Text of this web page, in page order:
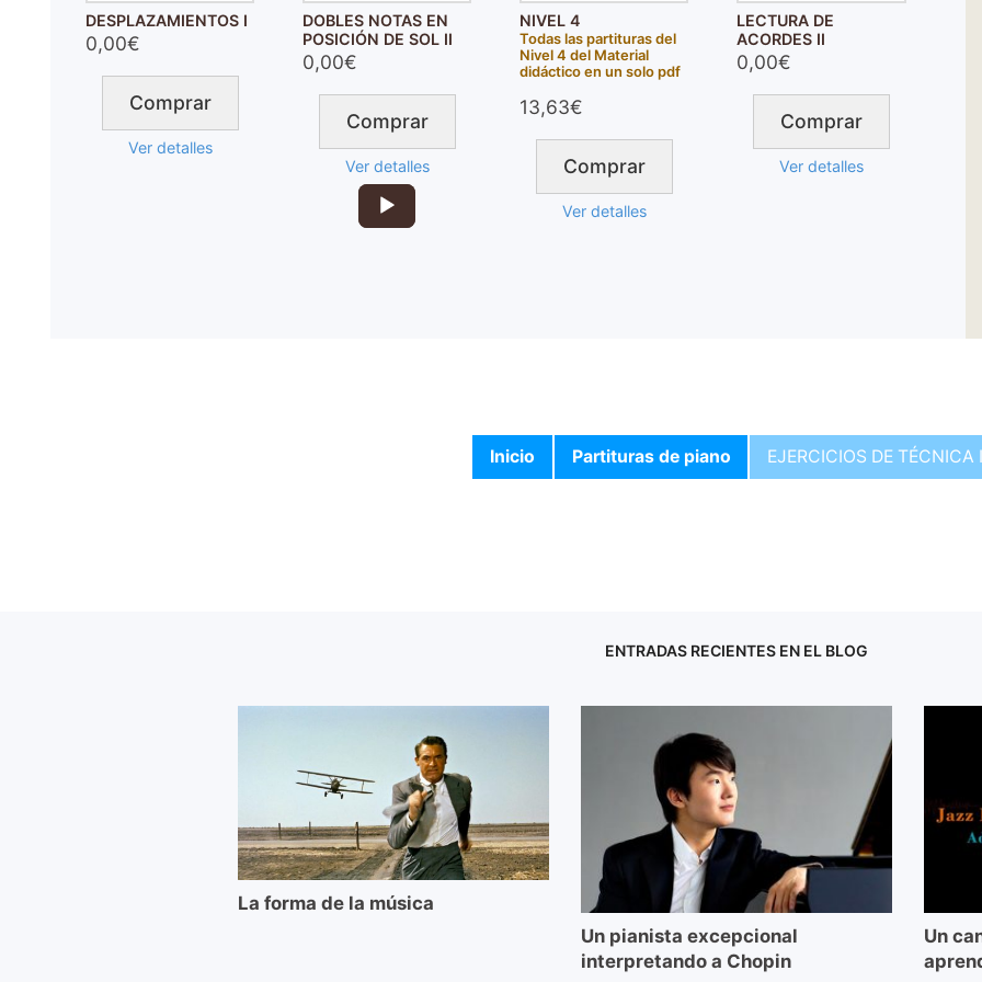
DESPLAZAMIENTOS I
0,00€
Comprar
Ver detalles
DOBLES NOTAS EN
POSICIÓN DE SOL II
0,00€
Comprar
Ver detalles
Reproductor
de
audio
NIVEL 4
Todas las partituras del
Nivel 4 del Material
didáctico en un solo pdf
13,63€
Comprar
Ver detalles
LECTURA DE
ACORDES II
0,00€
Comprar
Ver detalles
Inicio Partituras de piano EJERCICIOS DE TÉCNICA
ENTRADAS RECIENTES EN EL BLOG
La forma de la música
Un pianista excepcional
interpretando a Chopin
Un